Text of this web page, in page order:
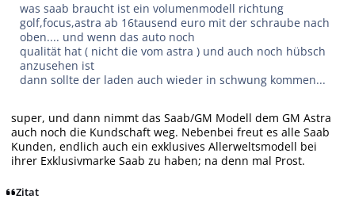
was saab braucht ist ein volumenmodell richtung
golf,focus,astra ab 16tausend euro mit der schraube nach
oben.... und wenn das auto noch
qualität hat ( nicht die vom astra ) und auch noch hübsch
anzusehen ist
dann sollte der laden auch wieder in schwung kommen...
super, und dann nimmt das Saab/GM Modell dem GM Astra
auch noch die Kundschaft weg. Nebenbei freut es alle Saab
Kunden, endlich auch ein exklusives Allerweltsmodell bei
ihrer Exklusivmarke Saab zu haben; na denn mal Prost.
Zitat